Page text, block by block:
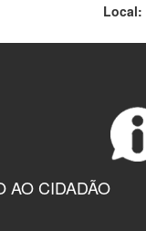
Local:
AO CIDADÃO